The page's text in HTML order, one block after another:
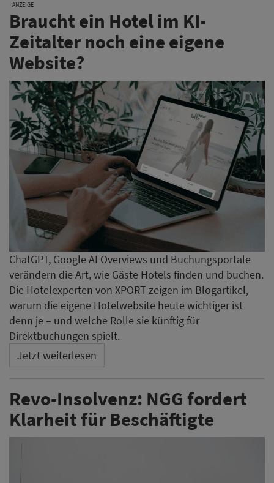
ANZEIGE
Braucht ein Hotel im KI-
Zeitalter noch eine eigene
Website?
ChatGPT, Google AI Overviews und Buchungsportale
verändern die Art, wie Gäste Hotels finden und buchen.
Die Hotelexperten von XPORT zeigen im Blogartikel,
warum die eigene Hotelwebsite heute wichtiger ist
denn je – und welche Rolle sie künftig für
Direktbuchungen spielt.
Jetzt weiterlesen
Revo-Insolvenz: NGG fordert
Klarheit für Beschäftigte